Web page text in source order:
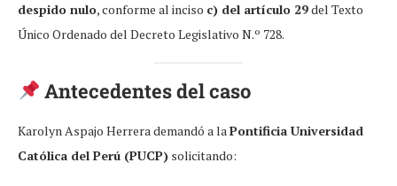
despido nulo, conforme al inciso c) del artículo 29del Texto
Único Ordenado del Decreto Legislativo N.º 728.
Antecedentes del caso
Karolyn Aspajo Herrera demandó a laPontificia Universidad
Católica del Perú (PUCP) solicitando: